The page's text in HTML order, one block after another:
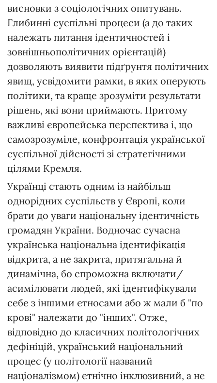
висновки з соціологічних опитувань.
Глибинні суспільні процеси (а до таких
належать питання ідентичностей і
зовнішньополітичних орієнтацій)
дозволяють виявити підґрунтя політичних
явищ, усвідомити рамки, в яких оперують
політики, та краще зрозуміти результати
рішень, які вони приймають. Притому
важливі європейська перспектива і, що
самозрозуміле, конфронтація української
суспільної дійсності зі стратегічними
цілями Кремля.
Українці стають одним із найбільш
однорідних суспільств у Європі, коли
брати до уваги національну ідентичність
громадян України. Водночас сучасна
українська національна ідентифікація
відкрита, а не закрита, притягальна й
динамічна, бо спроможна включати/
асимілювати людей, які ідентифікували
себе з іншими етносами або ж мали б "по
крові" належати до "інших". Отже,
відповідно до класичних політологічних
дефініцій, український національний
процес (у політології названий
націоналізмом) етнічно інклюзивний, а не